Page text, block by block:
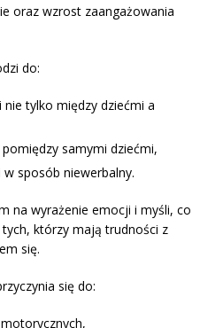
oraz wzrost zaangażowania
do:
tylko między dziećmi a
samymi dziećmi,
sposób niewerbalny.
na wyrażenie emocji i myśli, co
którzy mają trudności z
się.
się do: